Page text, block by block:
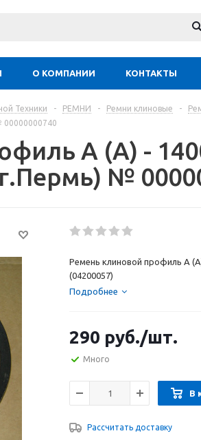
О КОМПАНИИ КОНТАКТЫ
Техники - РЕМНИ - Ремни клиновые -
00000000740
A (А) -
№
Ремень клиновой профиль A
(04200057)
Подробнее
290 руб./шт.
Много
В
Рассчитать доставку